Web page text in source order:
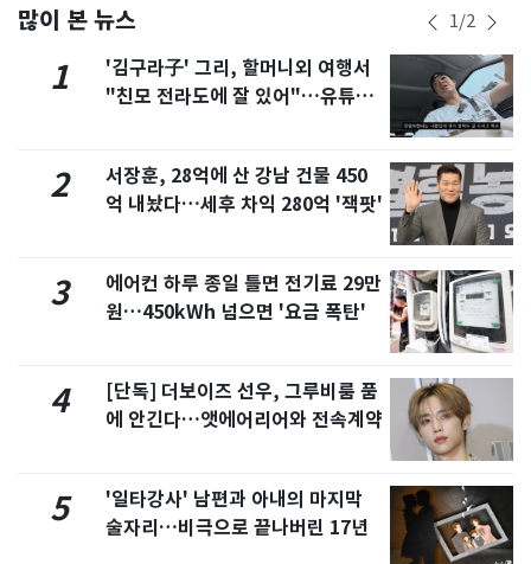
많이 본 뉴스 1/2
1
'김구라子' 그리, 할머니외 여행서
"친모 전라도에 잘 있어"…유튜브
2
서장훈, 28억에 산 강남 건물 450
억 내놨다…세후 차익 280억 '잭팟'
3
에어컨 하루 종일 틀면 전기료 29만
원…450kWh 넘으면 '요금 폭탄'
4
[단독] 더보이즈 선우, 그루비룸 품
에 안긴다…앳에어리어와 전속계약
5
'일타강사' 남편과 아내의 마지막
술자리…비극으로 끝나버린 17년